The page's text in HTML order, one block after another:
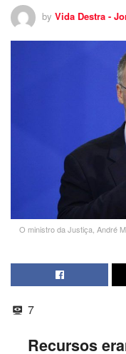
by Vida Destra -
O ministro da Justiça, André
7
Recursos